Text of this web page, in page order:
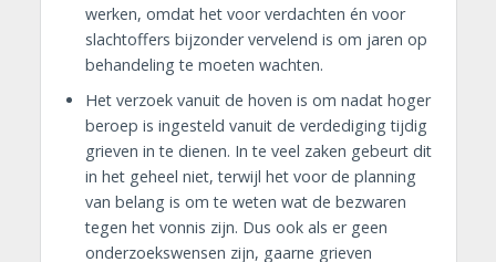
werken, omdat het voor verdachten én voor
slachtoffers bijzonder vervelend is om jaren op
behandeling te moeten wachten.
Het verzoek vanuit de hoven is om nadat hoger
beroep is ingesteld vanuit de verdediging tijdig
grieven in te dienen. In te veel zaken gebeurt dit
in het geheel niet, terwijl het voor de planning
van belang is om te weten wat de bezwaren
tegen het vonnis zijn. Dus ook als er geen
onderzoekswensen zijn, gaarne grieven